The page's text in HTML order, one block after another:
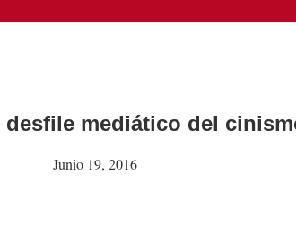
desfile mediático del
Junio 19, 2016